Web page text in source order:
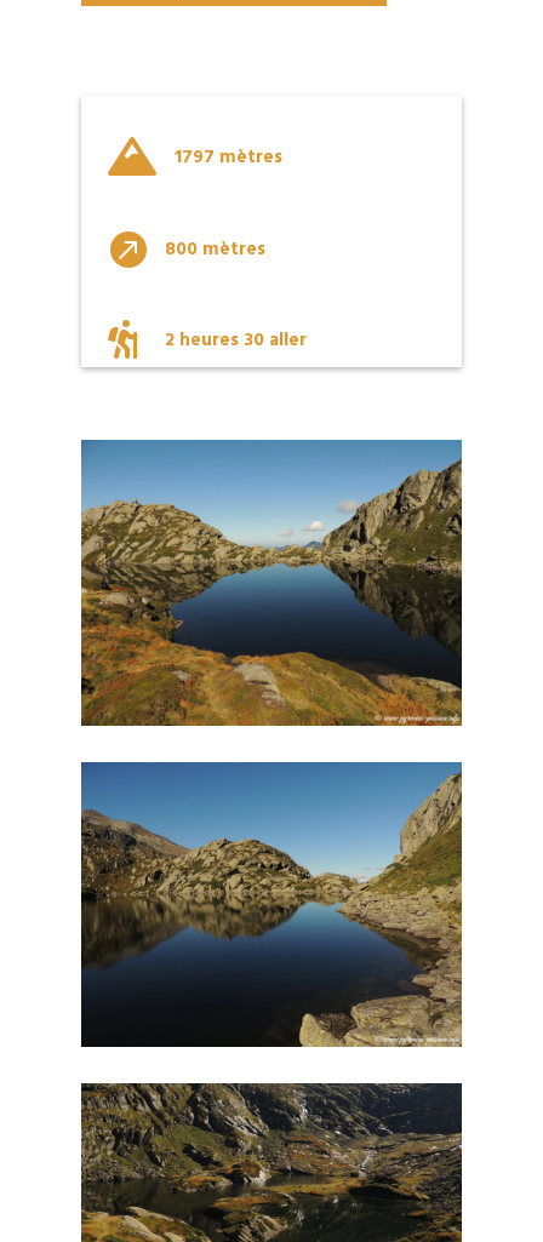
 1797 mètres
 800 mètres
 2 heures 30 aller